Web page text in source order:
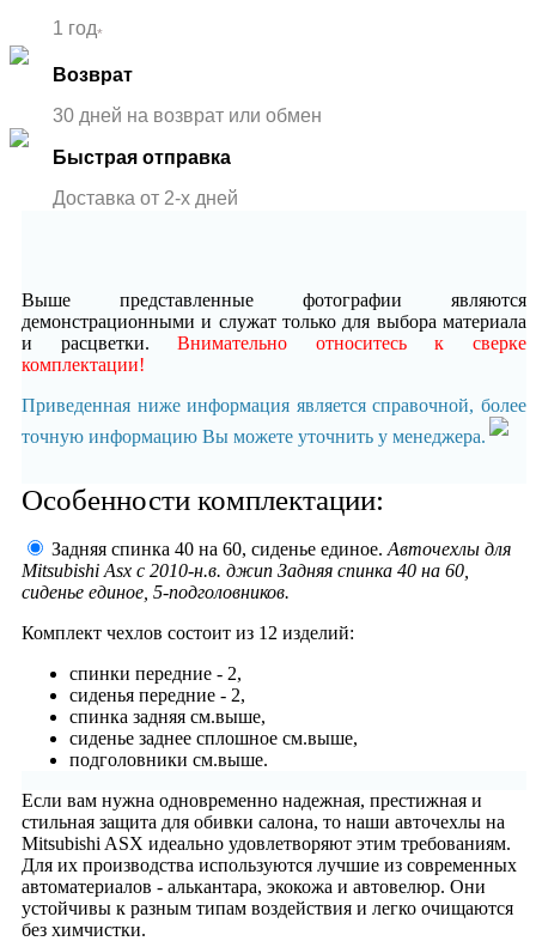
1 год*
Возврат
30 дней на возврат или обмен
Быстрая отправка
Доставка от 2-x дней
Выше представленные фотографии являются
демонстрационными и служат только для выбора материала
и расцветки.Внимательно относитесь к сверке
комплектации!
Приведенная ниже информация является справочной, более
точную информацию Вы можете уточнить у менеджера.
Особенности комплектации:
Задняя спинка 40 на 60, сиденье единое. Авточехлы для
Mitsubishi Asx с 2010-н.в. джип Задняя спинка 40 на 60,
сиденье единое, 5-подголовников.
Комплект чехлов состоит из 12 изделий:
спинки передние - 2,
сиденья передние - 2,
спинка задняя см.выше,
сиденье заднее сплошное см.выше,
подголовники см.выше.
Если вам нужна одновременно надежная, престижная и
стильная защита для обивки салона, то наши авточехлы на
Mitsubishi ASX идеально удовлетворяют этим требованиям.
Для их производства используются лучшие из современных
автоматериалов - алькантара, экокожа и автовелюр. Они
устойчивы к разным типам воздействия и легко очищаются
без химчистки.